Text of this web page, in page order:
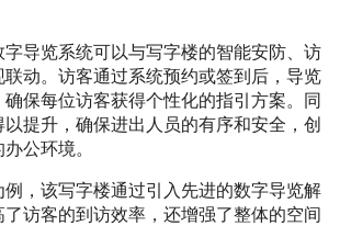
导览系统可以与写字楼的智能安防、访
动。访客通过系统预约或签到后，导览
保每位访客获得个性化的指引方案。同
提升，确保进出人员的有序和安全，创
公环境。
例，该写字楼通过引入先进的数字导览解
访客的到访效率，还增强了整体的空间